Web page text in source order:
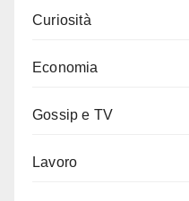
Curiosità
Economia
Gossip e TV
Lavoro